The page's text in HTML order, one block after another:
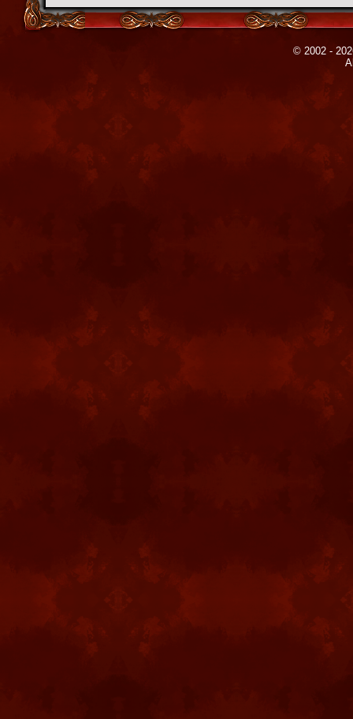
© 2002 -